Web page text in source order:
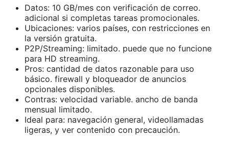
Datos: 10 GB/mes con verificación de correo.
adicional si completas tareas promocionales.
Ubicaciones: varios países, con restricciones en
la versión gratuita.
P2P/Streaming: limitado. puede que no funcione
para HD streaming.
Pros: cantidad de datos razonable para uso
básico. firewall y bloqueador de anuncios
opcionales disponibles.
Contras: velocidad variable. ancho de banda
mensual limitado.
Ideal para: navegación general, videollamadas
ligeras, y ver contenido con precaución.